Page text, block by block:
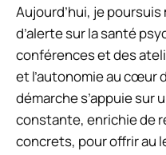
Aujourd’hui, je
d’alerte sur la santé
conférences et des
et l’autonomie au cœur
démarche s’appuie sur
constante, enrichie de
concrets, pour offrir au